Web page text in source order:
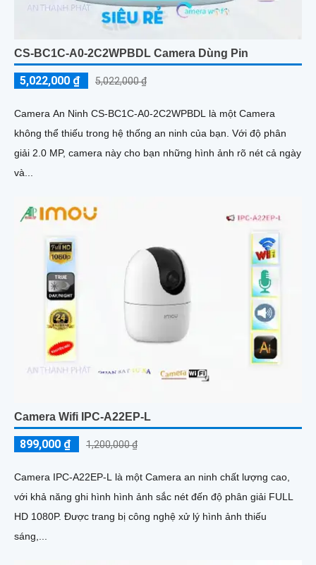
CS-BC1C-A0-2C2WPBDL Camera Dùng Pin
5,022,000 ₫ 5,022,000 ₫
Camera An Ninh CS-BC1C-A0-2C2WPBDL là một Camera
không thể thiếu trong hệ thống an ninh của bạn. Với độ phân
giải 2.0 MP, camera này cho bạn những hình ảnh rõ nét cả ngày
và...
Camera Wifi IPC-A22EP-L
899,000 ₫ 1,200,000 ₫
Camera IPC-A22EP-L là một Camera an ninh chất lượng cao,
với khả năng ghi hình hình ảnh sắc nét đến độ phân giải FULL
HD 1080P. Được trang bị công nghệ xử lý hình ảnh thiếu
sáng,...